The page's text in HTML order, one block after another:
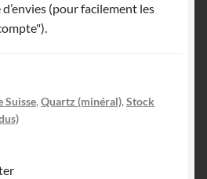
(pour facilement les
Suisse, Quartz (minéral), Stock